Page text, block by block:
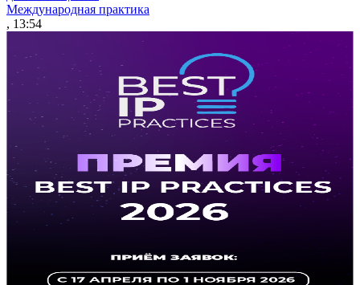
Международная практика
, 13:54